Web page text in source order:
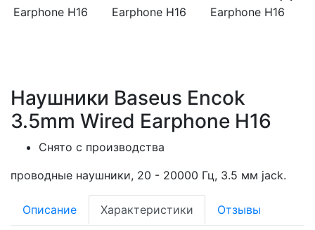
Наушники Baseus Encok
3.5mm Wired Earphone H16
Снято с производства
проводные наушники, 20 - 20000 Гц, 3.5 мм jack.
Описание Характеристики Отзывы